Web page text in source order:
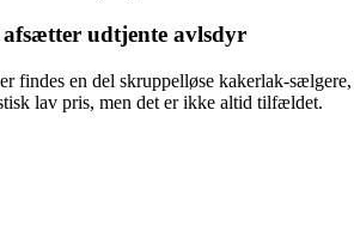
udtjente avlsdyr
findes en del skruppelløse kakerlak-
lav pris, men det er ikke altid tilfældet.